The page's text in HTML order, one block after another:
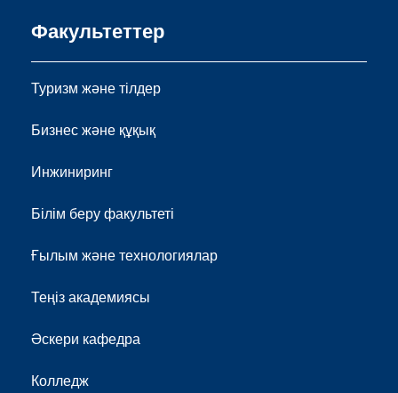
Факультеттер
Туризм және тілдер
Бизнес және құқық
Инжиниринг
Білім беру факультеті
Ғылым және технологиялар
Теңіз академиясы
Әскери кафедра
Колледж